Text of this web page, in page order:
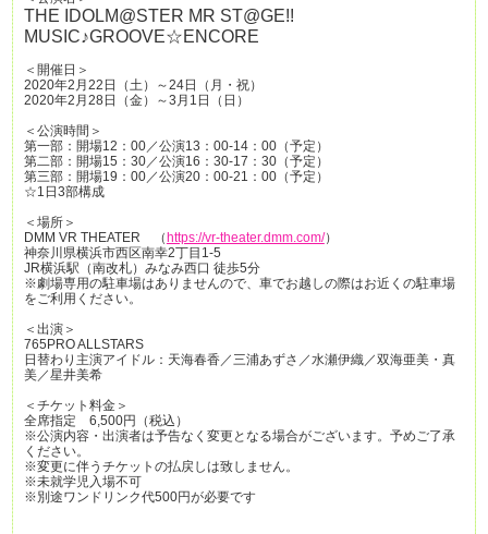
THE IDOLM@STER MR ST@GE!!
MUSIC♪GROOVE☆ENCORE
＜開催日＞
2020年2月22日（土）～24日（月・祝）
2020年2月28日（金）～3月1日（日）
＜公演時間＞
第一部：開場12：00／公演13：00-14：00（予定）
第二部：開場15：30／公演16：30-17：30（予定）
第三部：開場19：00／公演20：00-21：00（予定）
☆1日3部構成
＜場所＞
DMM VR THEATER （https://vr-theater.dmm.com/）
神奈川県横浜市西区南幸2丁目1-5
JR横浜駅（南改札）みなみ西口 徒歩5分
※劇場専用の駐車場はありませんので、車でお越しの際はお近くの駐車場
をご利用ください。
＜出演＞
765PRO ALLSTARS
日替わり主演アイドル：天海春香／三浦あずさ／水瀬伊織／双海亜美・真
美／星井美希
＜チケット料金＞
全席指定 6,500円（税込）
※公演内容・出演者は予告なく変更となる場合がございます。予めご了承
ください。
※変更に伴うチケットの払戻しは致しません。
※未就学児入場不可
※別途ワンドリンク代500円が必要です